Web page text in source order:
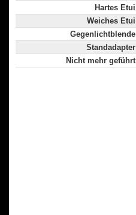
Hartes Etui
Weiches Etui
Gegenlichtblende
Standadapter
Nicht mehr geführt